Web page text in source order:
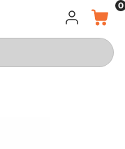
LOG INDKURV
0